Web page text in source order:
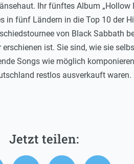
Ihr fünftes Album „Hollow
fünf Ländern in die Top 10 der
von Black Sabbath
ist. Sie sind, wie sie
Songs wie möglich
restlos ausverkauft waren.